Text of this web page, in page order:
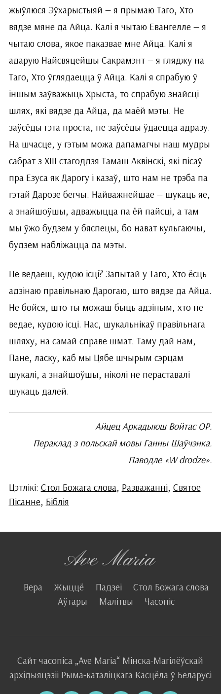
жыўлюся Эўхарыстыяй — я прымаю Таго, Хто
вядзе мяне да Айца. Калі я чытаю Евангелле — я
чытаю слова, якое паказвае мне Айца. Калі я
адарую Найсвяцейшы Сакрамэнт — я гляджу на
Таго, Хто ўглядаецца ў Айца. Калі я спрабую ў
іншым заўважыць Хрыста, то спрабую знайсці
шлях, які вядзе да Айца, да маёй мэты. Не
заўсёды гэта проста, не заўсёды ўдаецца адразу.
На шчасце, у гэтым можа дапамагчы наш мудры
сабрат з ХІІІ стагоддзя Тамаш Аквінскі, які пісаў
пра Езуса як Дарогу і казаў, што нам не трэба па
гэтай Дарозе бегчы. Найважнейшае — шукаць яе,
а знайшоўшы, адважыцца па ёй пайсці, а там
мы ўжо будзем у бяспецы, бо нават кульгаючы,
будзем набліжацца да мэты.
Не ведаеш, кудою ісці? Запытай у Таго, Хто ёсць
адзінаю правільнаю Дарогаю, што вядзе да Айца.
Не бойся, што ты можаш быць адзіным, хто не
ведае, кудою ісці. Нас, шукальнікаў правільнага
шляху, на самай справе шмат. Таму дай нам,
Пане, ласку, каб мы Цябе шчырым сэрцам
шукалі, а знайшоўшы, ніколі не пераставалі
шукаць далей.
Айцец Аркадыюш Войтас ОР.
Пераклад з польскай мовы Ганны Шаўчэнка.
Паводле «W drodze».
Цэтлікі: Стол Божага слова, Разважанні, Святое
Пісанне, Біблія
Вера Жыццё Падзеі
Стол Божага слова
Аўтары
Малітвы Часопіс
Сайт часопіса „Ave Maria“ Мінска-Магілёўскай
архідыяцэзіі Рыма-каталіцкагаКасцёла ў Беларусі